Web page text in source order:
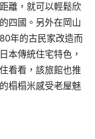
離，就可以輕鬆欣
四國。另外在岡山
年的古民家改造而
本傳統住宅特色，
看看，該旅館也推
榻榻米感受老屋魅